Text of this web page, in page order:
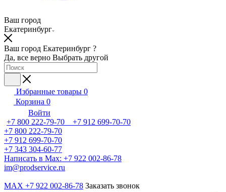
Ваш город
Екатеринбург
Ваш город Екатеринбург ?
Да, все верно Выбрать другой
Избранные товары 0
Корзина 0
Войти
+7 800 222-79-70 +7 912 699-70-70
+7 800 222-79-70
+7 912 699-70-70
+7 343 304-60-77
Написать в Max: +7 922 002-86-78
im@prodservice.ru
MAX +7 922 002-86-78 Заказать звонок